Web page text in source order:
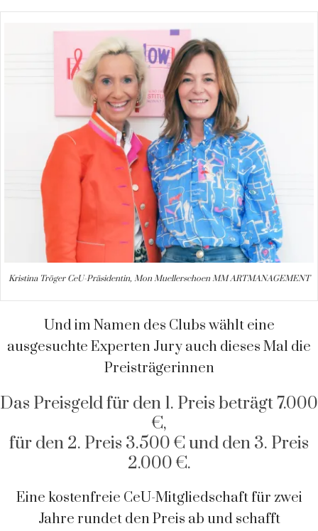
Kristina Tröger CeU-Präsidentin, Mon Muellerschoen MM ARTMANAGEMENT
Und im Namen des Clubs wählt eine
ausgesuchte Experten Jury auch dieses Mal die
Preisträgerinnen
Das Preisgeld für den 1. Preis beträgt 7.000
€,
für den 2. Preis 3.500 € und den 3. Preis
2.000 €.
Eine kostenfreie CeU-Mitgliedschaft für zwei
Jahre rundet den Preis ab und schafft